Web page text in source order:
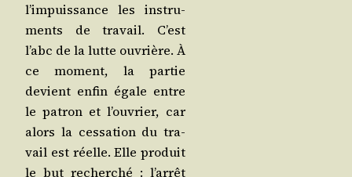
l’impuissance les ins­tru­
ments de tra­vail. C’est
l’abc de la lutte ouvrière. À
ce moment, la par­tie
devient enfin égale entre
le patron et l’ouvrier, car
alors la ces­sa­tion du tra­
vail est réelle. Elle pro­duit
le but recher­ché : l’arrêt